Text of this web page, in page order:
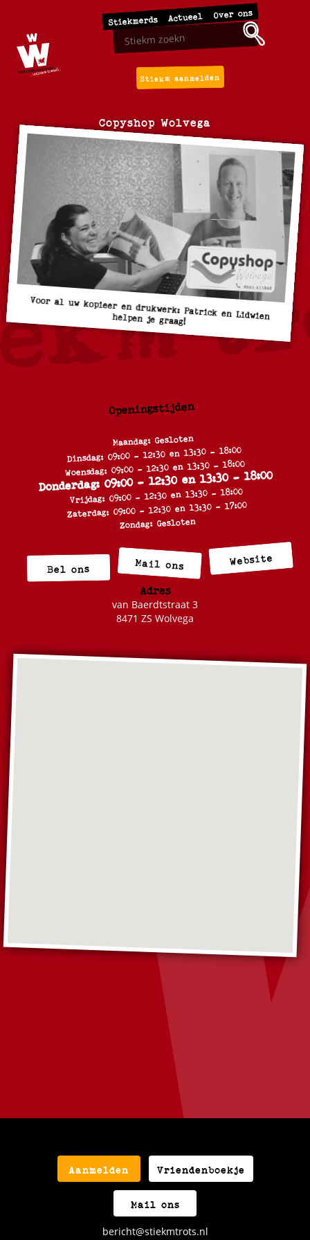
Stiekmerds Actueel Over ons
Stiekm aanmelden
Copyshop Wolvega
Voor al uw kopieer en drukwerk: Patrick en Lidwien helpen je graag!
Openingstijden
Maandag: Gesloten
Dinsdag: 09:00 - 12:30 en 13:30 - 18:00
Woensdag: 09:00 - 12:30 en 13:30 - 18:00
Donderdag: 09:00 - 12:30 en 13:30 - 18:00
Vrijdag: 09:00 - 12:30 en 13:30 - 18:00
Zaterdag: 09:00 - 12:30 en 13:30 - 17:00
Zondag: Gesloten
Bel ons Mail ons Website
Adres
van Baerdtstraat 3
8471 ZS Wolvega
Aanmelden Vriendenboekje
Mail ons
bericht@stiekmtrots.nl